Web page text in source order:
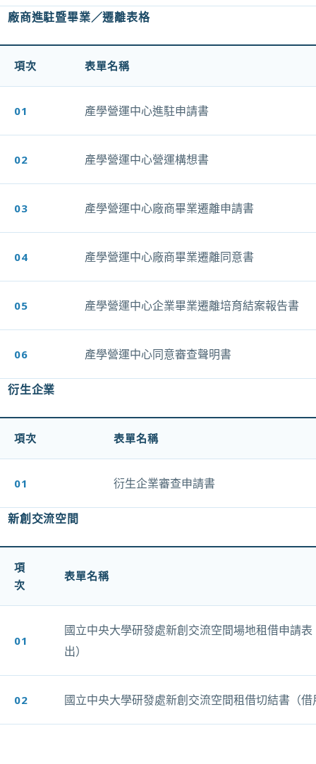
廠商進駐暨畢業／遷離表格
項次 表單名稱
01 產學營運中心進駐申請書
另開新視窗
02 產學營運中心營運構想書
另開新視窗
03 產學營運中心廠商畢業遷離申請書
另開新視窗
04 產學營運中心廠商畢業遷離同意書
另開新視窗
05 產學營運中心企業畢業遷離培育結案報告書
另開新視窗
06 產學營運中心同意審查聲明書
另開新視窗
衍生企業
項次 表單名稱
01 衍生企業審查申請書
另開新視窗
新創交流空間
項
次
表單名稱
01
國立中央大學研發處新創交流空間場地租借申請
出）
另開新視窗
02 國立中央大學研發處新創交流空間租借切結書（
另開新視窗